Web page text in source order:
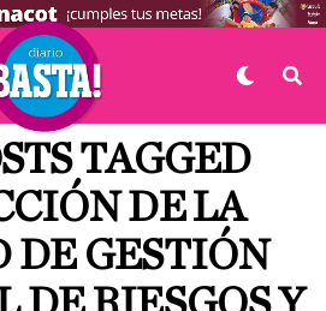
TAGGED
DE LA
DE GESTIÓN